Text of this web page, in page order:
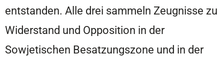
entstanden. Alle drei sammeln Zeugnisse zu
Widerstand und Opposition in der
Sowjetischen Besatzungszone und in der